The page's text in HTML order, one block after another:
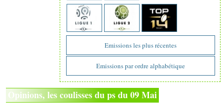
Emissions les plus récentes
Emissions par ordre alphabétique
Opinions, les coulisses du ps du 09 Mai